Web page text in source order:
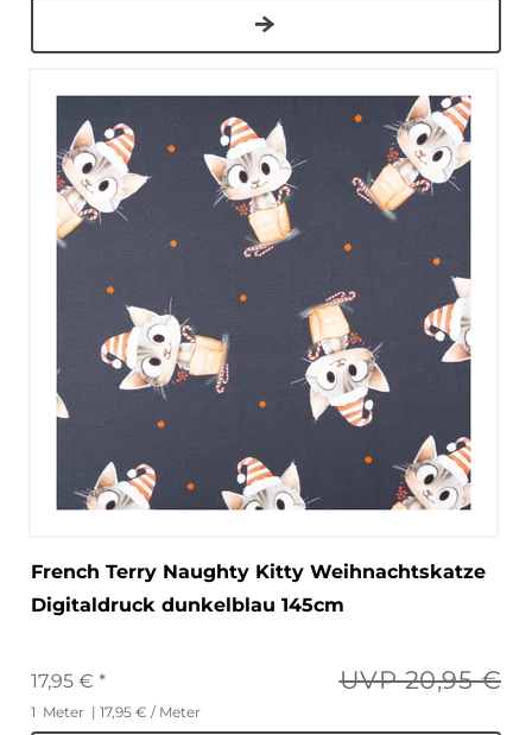
French Terry Naughty Kitty Weihnachtskatze
Digitaldruck dunkelblau 145cm
UVP 20,95 €
17,95 € *
1 Meter | 17,95 € / Meter